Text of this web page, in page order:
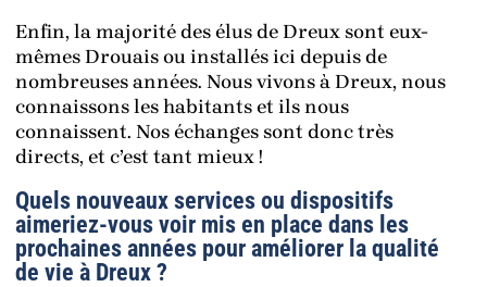
Enfin, la majorité des élus de Dreux sont eux-
mêmes Drouais ou installés ici depuis de
nombreuses années. Nous vivons à Dreux, nous
connaissons les habitants et ils nous
connaissent. Nos échanges sont donc très
directs, et c’est tant mieux !
Quels nouveaux services ou dispositifs
aimeriez-vous voir mis en place dans les
prochaines années pour améliorer la qualité
de vie à Dreux ?